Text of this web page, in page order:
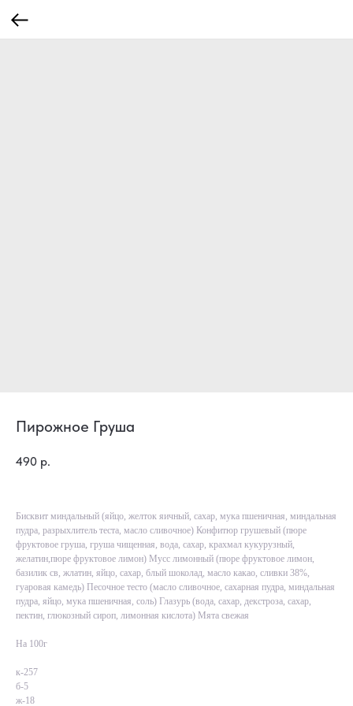
Пирожное Груша
490 р.
Бисквит миндальный (яйцо, желток яичный, сахар, мука пшеничная, миндальная
пудра, разрыхлитель теста, масло сливочное) Конфитюр грушевый (пюре
фруктовое груша, груша чищенная, вода, сахар, крахмал кукурузный,
желатин,пюре фруктовое лимон) Мусс лимонный (пюре фруктовое лимон,
базилик св, жлатин, яйцо, сахар, блый шоколад, масло какао, сливки 38%,
гуаровая камедь) Песочное тесто (масло сливочное, сахарная пудра, миндальная
пудра, яйцо, мука пшеничная, соль) Глазурь (вода, сахар, декстроза, сахар,
пектин, глюкозный сироп, лимонная кислота) Мята свежая
На 100г
к-257
б-5
ж-18